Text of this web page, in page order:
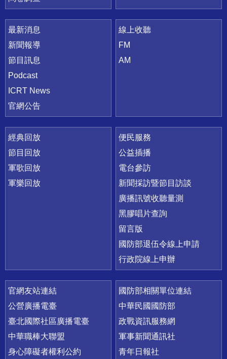
最新消息
新聞報導
節目訊息
Podcast
ICRT News
官網公告
線上收聽
FM
AM
經典回放
節目回放
軍歌回放
軍樂回放
便民服務
公益插播
電台參訪
新聞採訪暨節目訪談
廣播訊號收聽量測
黑膠唱片查詢
留言版
國防部退伍令線上申請
行政院線上申辦
官網友站連結
公營廣播電臺
臺北國際社區廣播電臺
中華職棒大聯盟
身心障礙者權利公約
國防部相關單位連結
中華民國國防部
政戰資訊服務網
軍事新聞通訊社
青年日報社